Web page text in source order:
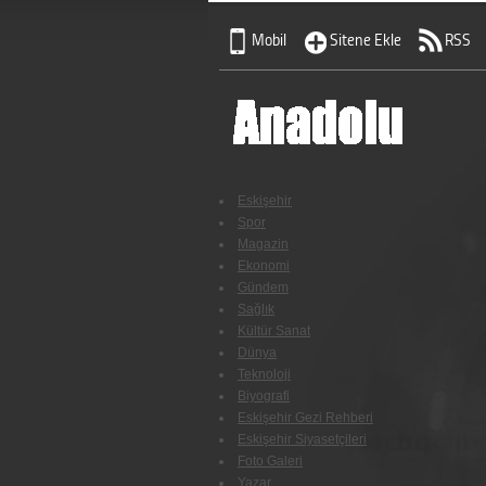
Mobil Sitene Ekle RSS
Eskişehir
Spor
Magazin
Ekonomi
Gündem
Sağlık
Kültür Sanat
Dünya
Teknoloji
Biyografi
Eskişehir Gezi Rehberi
Eskişehir Siyasetçileri
Foto Galeri
Yazar